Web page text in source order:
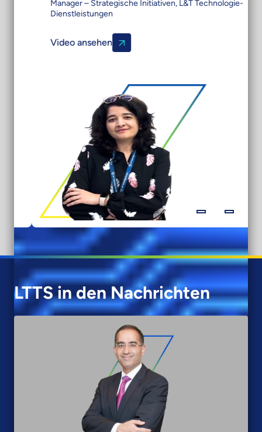
Manager – Strategische Initiativen, L&T Technologie-
Dienstleistungen
Video ansehen
LTTS in den Nachrichten